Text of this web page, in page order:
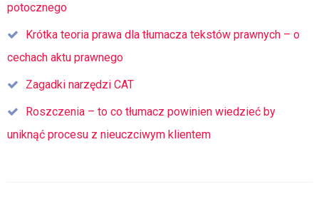
potocznego
Krótka teoria prawa dla tłumacza tekstów prawnych – o
cechach aktu prawnego
Zagadki narzędzi CAT
Roszczenia – to co tłumacz powinien wiedzieć by
uniknąć procesu z nieuczciwym klientem